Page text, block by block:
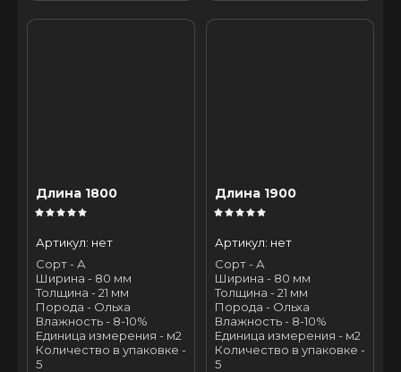
Длина 1800
Артикул: нет
Сорт - А
Ширина - 80 мм
Толщина - 21 мм
Порода - Ольха
Влажность - 8-10%
Единица измерения - м2
Количество в упаковке -
5
Длина 1900
Артикул: нет
Сорт - А
Ширина - 80 мм
Толщина - 21 мм
Порода - Ольха
Влажность - 8-10%
Единица измерения - м2
Количество в упаковке -
5